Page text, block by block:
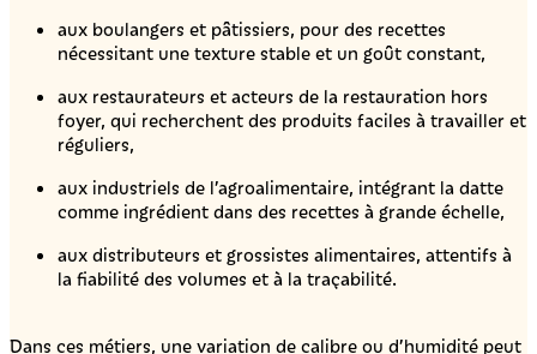
aux boulangers et pâtissiers, pour des recettes
nécessitant une texture stable et un goût constant,
aux restaurateurs et acteurs de la restauration hors
foyer, qui recherchent des produits faciles à travailler et
réguliers,
aux industriels de l’agroalimentaire, intégrant la datte
comme ingrédient dans des recettes à grande échelle,
aux distributeurs et grossistes alimentaires, attentifs à
la fiabilité des volumes et à la traçabilité.
Dans ces métiers, une variation de calibre ou d’humidité peut